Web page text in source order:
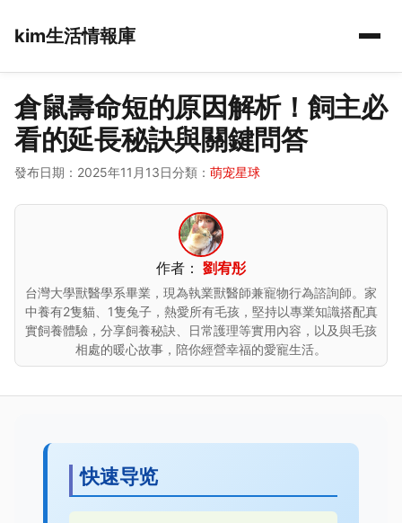
kim生活情報庫
倉鼠壽命短的原因解析！飼主必
看的延長秘訣與關鍵問答
發布日期：2025年11月13日分類： 萌宠星球
作者： 劉宥彤
台灣大學獸醫學系畢業，現為執業獸醫師兼寵物行為諮詢師。家
中養有2隻貓、1隻兔子，熱愛所有毛孩，堅持以專業知識搭配真
實飼養體驗，分享飼養秘訣、日常護理等實用內容，以及與毛孩
相處的暖心故事，陪你經營幸福的愛寵生活。
快速导览